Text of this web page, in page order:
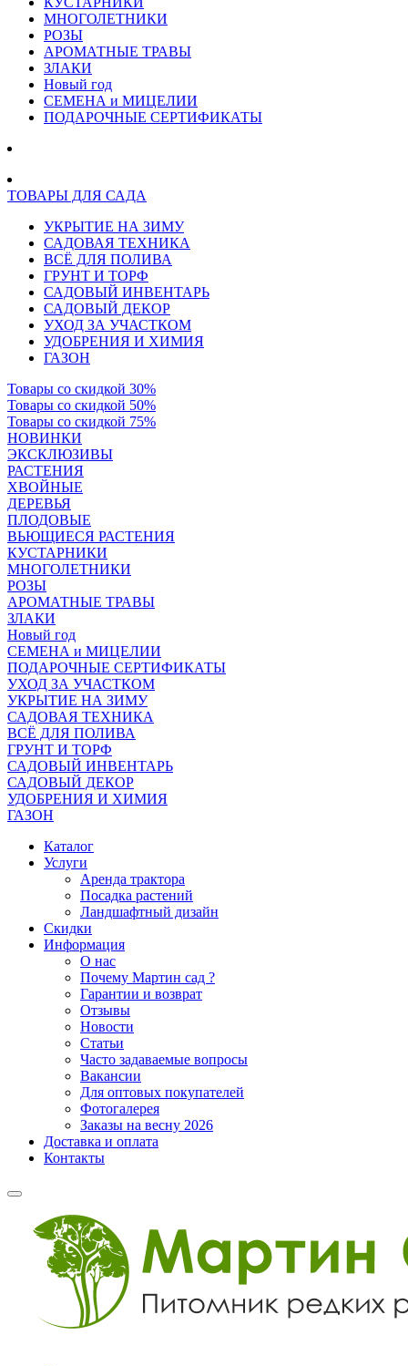
МНОГОЛЕТНИКИ
РОЗЫ
АРОМАТНЫЕ ТРАВЫ
ЗЛАКИ
Новый год
СЕМЕНА и МИЦЕЛИИ
ПОДАРОЧНЫЕ СЕРТИФИКАТЫ
ТОВАРЫ ДЛЯ САДА
УКРЫТИЕ НА ЗИМУ
САДОВАЯ ТЕХНИКА
ВСЁ ДЛЯ ПОЛИВА
ГРУНТ И ТОРФ
САДОВЫЙ ИНВЕНТАРЬ
САДОВЫЙ ДЕКОР
УХОД ЗА УЧАСТКОМ
УДОБРЕНИЯ И ХИМИЯ
ГАЗОН
Товары со скидкой 30%
Товары со скидкой 50%
Товары со скидкой 75%
НОВИНКИ
ЭКСКЛЮЗИВЫ
РАСТЕНИЯ
ХВОЙНЫЕ
ДЕРЕВЬЯ
ПЛОДОВЫЕ
ВЬЮЩИЕСЯ РАСТЕНИЯ
КУСТАРНИКИ
МНОГОЛЕТНИКИ
РОЗЫ
АРОМАТНЫЕ ТРАВЫ
ЗЛАКИ
Новый год
СЕМЕНА и МИЦЕЛИИ
ПОДАРОЧНЫЕ СЕРТИФИКАТЫ
УХОД ЗА УЧАСТКОМ
УКРЫТИЕ НА ЗИМУ
САДОВАЯ ТЕХНИКА
ВСЁ ДЛЯ ПОЛИВА
ГРУНТ И ТОРФ
САДОВЫЙ ИНВЕНТАРЬ
САДОВЫЙ ДЕКОР
УДОБРЕНИЯ И ХИМИЯ
ГАЗОН
Каталог
Услуги
Аренда трактора
Посадка растений
Ландшафтный дизайн
Скидки
Информация
О нас
Почему Мартин сад ?
Гарантии и возврат
Отзывы
Новости
Статьи
Часто задаваемые вопросы
Вакансии
Для оптовых покупателей
Фотогалерея
Заказы на весну 2026
Доставка и оплата
Контакты